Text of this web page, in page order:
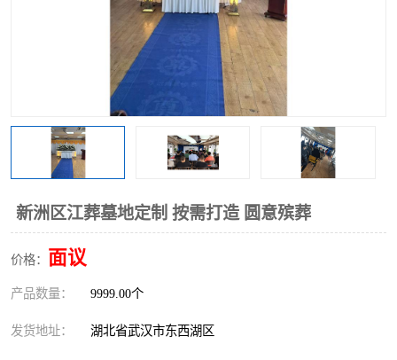
新洲区江葬墓地定制 按需打造 圆意殡葬
价格： 面议
产品数量： 9999.00个
发货地址： 湖北省武汉市东西湖区